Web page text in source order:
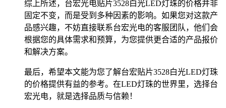
综上所述，台宏光电贴片3528白光LED灯珠的价格并非
固定不变，而是受到多种因素的影响。如果您对这款产
品感兴趣，不妨直接联系台宏光电的客服团队，他们会
根据您的具体需求和预算，为您提供更合适的产品报价
和解决方案。
最后，希望本文能为您了解台宏贴片3528白光LED灯珠
的价格提供有益的参考。在LED灯珠的世界里，选择台
宏光电，就是选择品质与信赖！